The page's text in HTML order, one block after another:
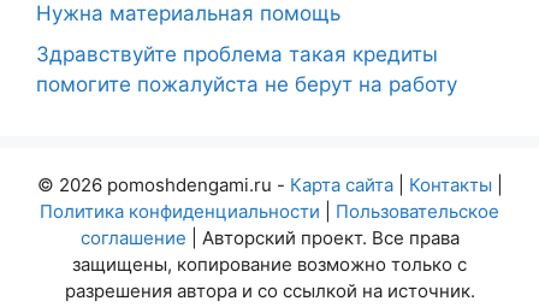
Нужна материальная помощь
Здравствуйте проблема такая кредиты
помогите пожалуйста не берут на работу
© 2026 pomoshdengami.ru - Карта сайта| Контакты
Политика конфиденциальности
Пользовательское
соглашение | Авторский проект. Все права
защищены, копирование возможно только с
разрешения автора и со ссылкой на источник.